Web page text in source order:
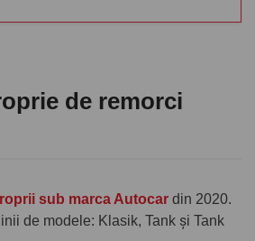
de remorci
sub marca Autocar din 2020.
de modele: Klasik, Tank și Tank